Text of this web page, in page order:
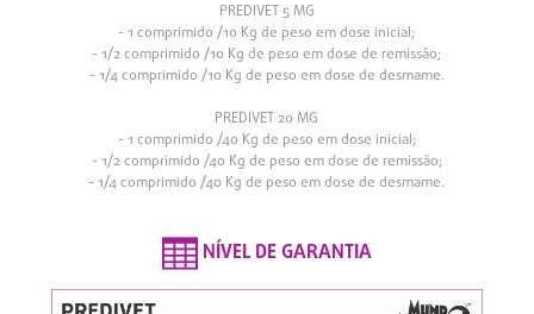
PREDIVET 5 MG
- 1 comprimido /10 Kg de peso em dose inicial;
- 1/2 comprimido /10 Kg de peso em dose de remissão;
- 1/4 comprimido /10 Kg de peso em dose de desmame.
PREDIVET 20 MG
- 1 comprimido /40 Kg de peso em dose inicial;
- 1/2 comprimido /40 Kg de peso em dose de remissão;
- 1/4 comprimido /40 Kg de peso em dose de desmame.
NÍVEL DE GARANTIA